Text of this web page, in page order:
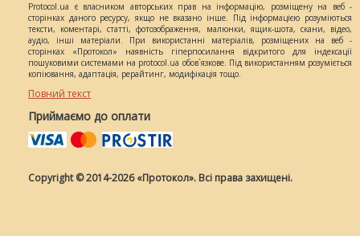
Protocol.ua є власником авторських прав на інформацію, розміщену на веб -
сторінках даного ресурсу, якщо не вказано інше. Під інформацією розуміються
тексти, коментарі, статті, фотозображення, малюнки, ящик-шота, скани, відео,
аудіо, інші матеріали. При використанні матеріалів, розміщених на веб -
сторінках «Протокол» наявність гіперпосилання відкритого для індексації
пошуковими системами на protocol.ua обов`язкове. Під використанням розуміється
копіювання, адаптація, рерайтинг, модифікація тощо.
Повний текст
Приймаємо до оплати
Copyright © 2014-2026 «Протокол». Всі права захищені.